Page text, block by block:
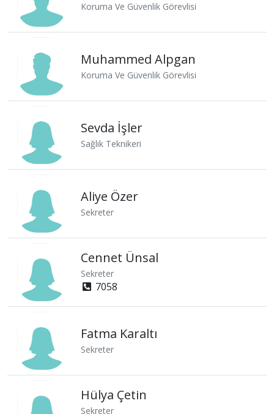
Koruma Ve Güvenlik Görevlisi
Muhammed Alpgan
Koruma Ve Güvenlik Görevlisi
Sevda İşler
Sağlık Teknikeri
Aliye Özer
Sekreter
Cennet Ünsal
Sekreter
7058
Fatma Karaltı
Sekreter
Hülya Çetin
Sekreter